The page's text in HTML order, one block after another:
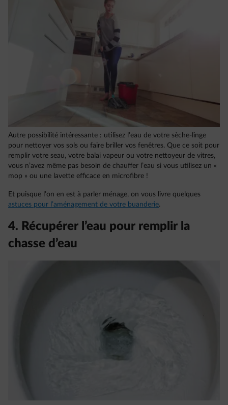
Autre possibilité intéressante : utilisez l’eau de votre sèche-linge
pour nettoyer vos sols ou faire briller vos fenêtres. Que ce soit pour
remplir votre seau, votre balai vapeur ou votre nettoyeur de vitres,
vous n’avez même pas besoin de chauffer l’eau si vous utilisez un «
mop » ou une lavette efficace en microfibre !
Et puisque l’on en est à parler ménage, on vous livre quelques
astuces pour l’aménagement de votre buanderie.
4. Récupérer l’eau pour remplir la
chasse d’eau